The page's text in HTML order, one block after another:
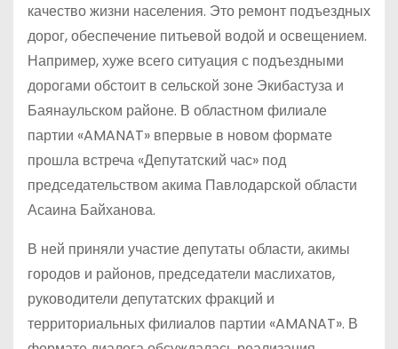
качество жизни населения. Это ремонт подъездных
дорог, обеспечение питьевой водой и освещением.
Например, хуже всего ситуация с подъездными
дорогами обстоит в сельской зоне Экибастуза и
Баянаульском районе. В областном филиале
партии «AMANAT» впервые в новом формате
прошла встреча «Депутатский час» под
председательством акима Павлодарской области
Асаина Байханова.
В ней приняли участие депутаты области, акимы
городов и районов, председатели маслихатов,
руководители депутатских фракций и
территориальных филиалов партии «AMANAT». В